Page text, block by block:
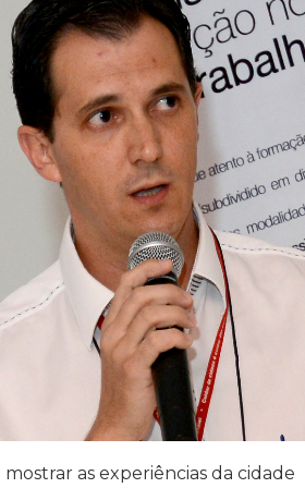
as experiências da cidade